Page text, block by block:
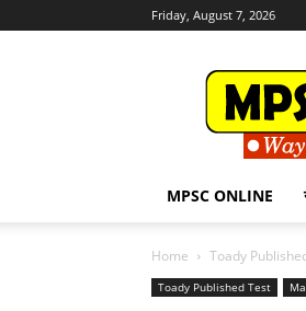
Friday, August 7, 2026
MPSC ONLINE
Home Toady
Toady Published Test